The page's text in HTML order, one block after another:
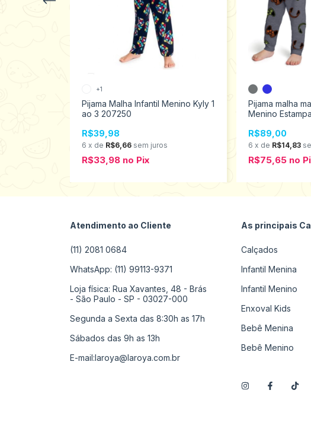
Pijama Malha Infantil Menino Kyly 1
ao 3 207250
R$39,98
6 x de R$6,66 sem juros
R$33,98 no Pix
+1
Pijama malha
Menino
R$89,00
6 x de R$14,83
R$75,65 no
Atendimento ao Cliente
(11) 2081 0684
WhatsApp: (11) 99113-9371
Loja física: Rua Xavantes, 48 - Brás
- São Paulo - SP - 03027-000
Segunda a Sexta das 8:30h as 17h
Sábados das 9h as 13h
E-mail:laroya@laroya.com.br
As principais
Calçados
Infantil Menina
Infantil Menino
Enxoval Kids
Bebê Menina
Bebê Menino